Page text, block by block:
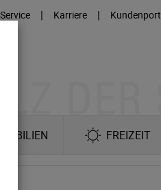
Service | Karriere |
FREIZEIT